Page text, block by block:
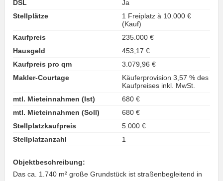
DSL
Ja
Stellplätze
1 Freiplatz à 10.000 €
(Kauf)
Kaufpreis
235.000 €
Hausgeld
453,17 €
Kaufpreis pro qm
3.079,96 €
Makler-Courtage
Käuferprovision 3,57 % des
Kaufpreises inkl. MwSt.
mtl. Mieteinnahmen (Ist)
680 €
mtl. Mieteinnahmen (Soll)
680 €
Stellplatzkaufpreis
5.000 €
Stellplatzanzahl
1
Objektbeschreibung:
Das ca. 1.740 m² große Grundstück ist straßenbegleitend in